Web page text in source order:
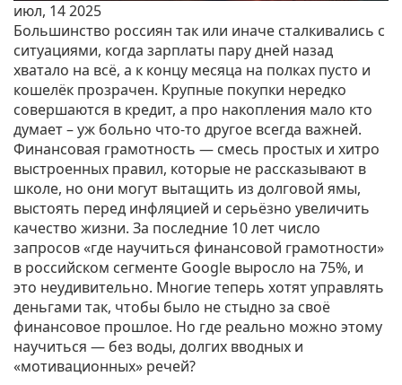
июл, 14 2025
Большинство россиян так или иначе сталкивались с
ситуациями, когда зарплаты пару дней назад
хватало на всё, а к концу месяца на полках пусто и
кошелёк прозрачен. Крупные покупки нередко
совершаются в кредит, а про накопления мало кто
думает – уж больно что-то другое всегда важней.
Финансовая грамотность — смесь простых и хитро
выстроенных правил, которые не рассказывают в
школе, но они могут вытащить из долговой ямы,
выстоять перед инфляцией и серьёзно увеличить
качество жизни. За последние 10 лет число
запросов «где научиться финансовой грамотности»
в российском сегменте Google выросло на 75%, и
это неудивительно. Многие теперь хотят управлять
деньгами так, чтобы было не стыдно за своё
финансовое прошлое. Но где реально можно этому
научиться — без воды, долгих вводных и
«мотивационных» речей?